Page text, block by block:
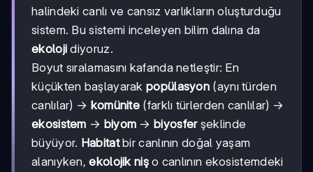
halindeki canlı ve cansız varlıkların oluşturduğu
sistem. Bu sistemi inceleyen bilim dalına da
ekoloji diyoruz.
Boyut sıralamasını kafanda netleştir: En
küçükten başlayarakpopülasyon (aynı türden
canlılar) → komünite (farklı türlerden canlılar) →
ekosistem → biyom →biyosferşeklinde
büyüyor. Habitatbir canlının doğal yaşam
alanıyken,ekolojik nişo canlının ekosistemdeki